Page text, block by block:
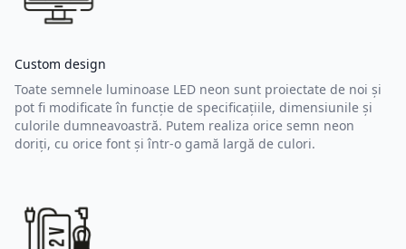
Custom design
Toate semnele luminoase LED neon sunt proiectate de noi și
pot fi modificate în funcție de specificațiile, dimensiunile și
culorile dumneavoastră. Putem realiza orice semn neon
doriți, cu orice font și într-o gamă largă de culori.